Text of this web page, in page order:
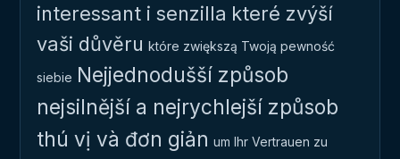
interessant i senzilla které zvýší
vaši důvěru które zwiększą Twoją pewność
siebie Nejjednodušší způsob
nejsilnější a nejrychlejší způsob
thú vị và đơn giản um Ihr Vertrauen zu